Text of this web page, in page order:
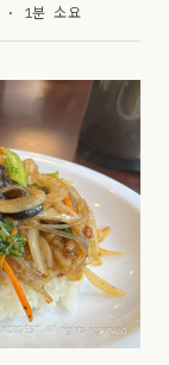
1분 소요